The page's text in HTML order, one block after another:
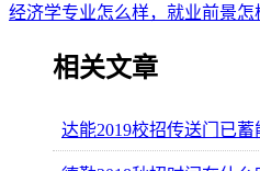
经济学专业怎么样，就业前景怎
相关文章
达能2019校招传送门已